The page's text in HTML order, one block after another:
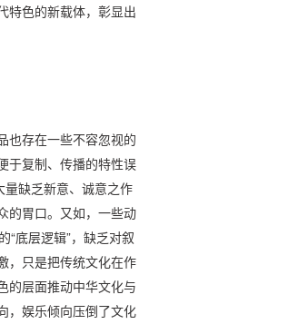
特色的新载体，彰显出
也存在一些不容忽视的
于复制、传播的特性误
量缺乏新意、诚意之作
的胃口。又如，一些动
“底层逻辑”，缺乏对叙
，只是把传统文化在作
的层面推动中华文化与
，娱乐倾向压倒了文化